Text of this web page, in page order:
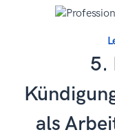
5.
als